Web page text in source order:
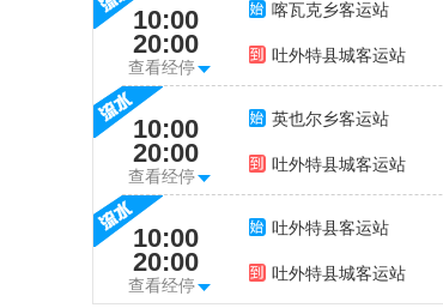
10:00
20:00
查看经停
喀瓦克乡客运站
吐外特县城客运站
10:00
20:00
查看经停
英也尔乡客运站
吐外特县城客运站
10:00
20:00
查看经停
吐外特县客运站
吐外特县城客运站